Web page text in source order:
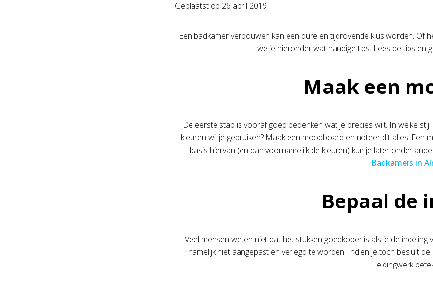
Geplaatst op 26 april 2019
Een badkamer verbouwen kan een dure en tijdrovende klus worden. Of
we je hieronder wat handige tips. Lees de tips en
Maak een
De eerste stap is vooraf goed bedenken wat je precies wilt. In welke
kleuren wil je gebruiken? Maak een moodboard en noteer dit alles. Een
basis hiervan (en dan voornamelijk de kleuren) kun je later onder
Badkamers in
Bepaal de
Veel mensen weten niet dat het stukken goedkoper is als je de
namelijk niet aangepast en verlegd te worden. Indien je toch besluit
leidingwerk